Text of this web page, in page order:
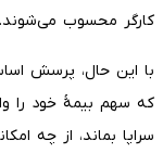
کارگر محسوب می‌شوند.
با این حال، پرسش
که سهم بیمۀ خود را
سراپا بماند، از چه